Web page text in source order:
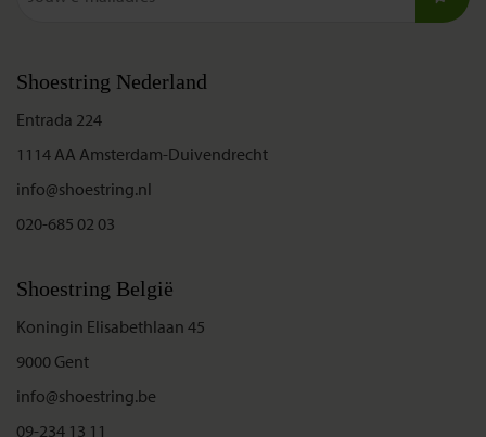
Shoestring Nederland
Entrada 224
1114 AA Amsterdam-Duivendrecht
info@shoestring.nl
020-685 02 03
Shoestring België
Koningin Elisabethlaan 45
9000 Gent
info@shoestring.be
09-234 13 11